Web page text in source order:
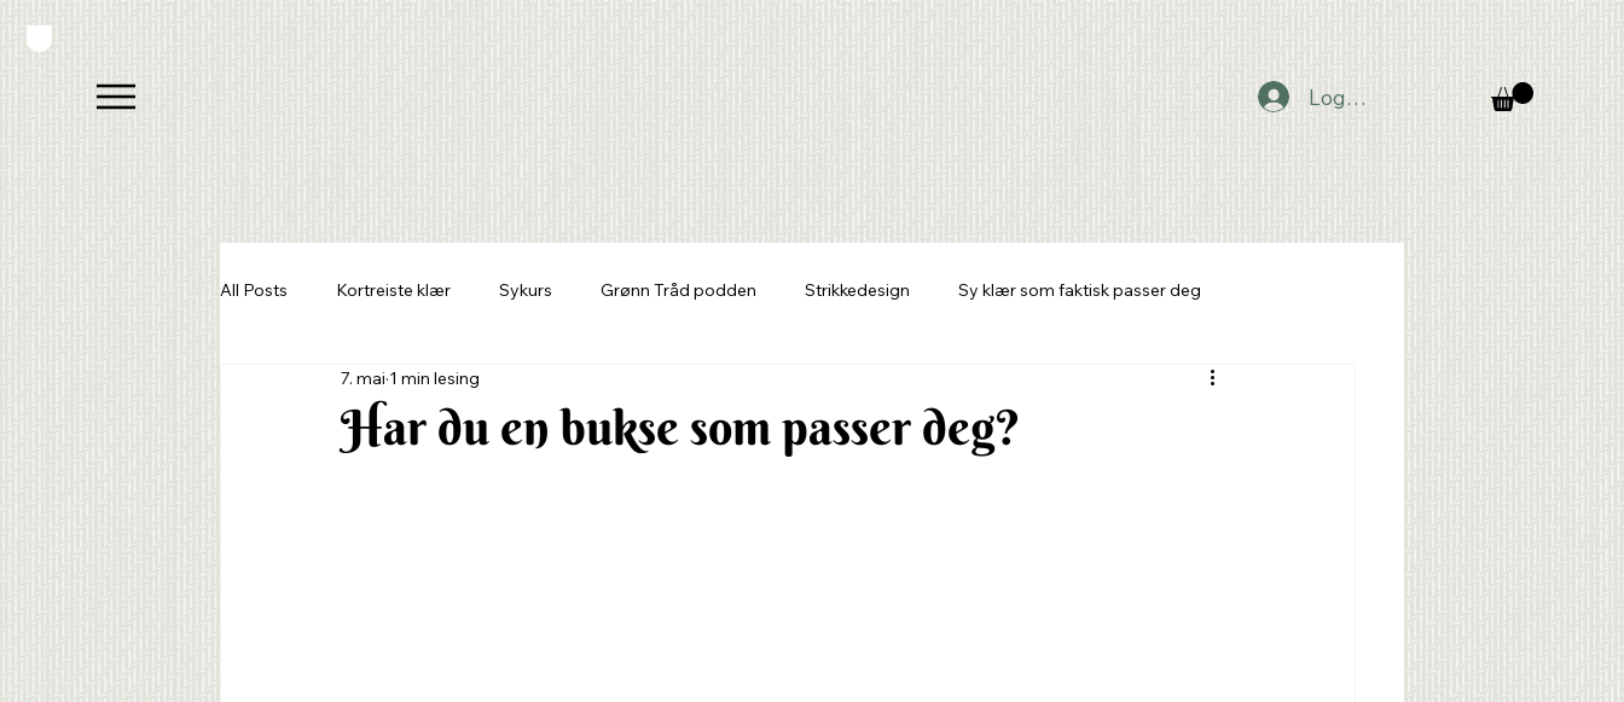
Logg inn
All Posts Kortreiste klær Sykurs Grønn Tråd podden Strikkedesign Sy klær som faktisk passer deg
Sy din drømmegarderobe
Har du en bukse som passer deg?
7. mai 1 min lesing